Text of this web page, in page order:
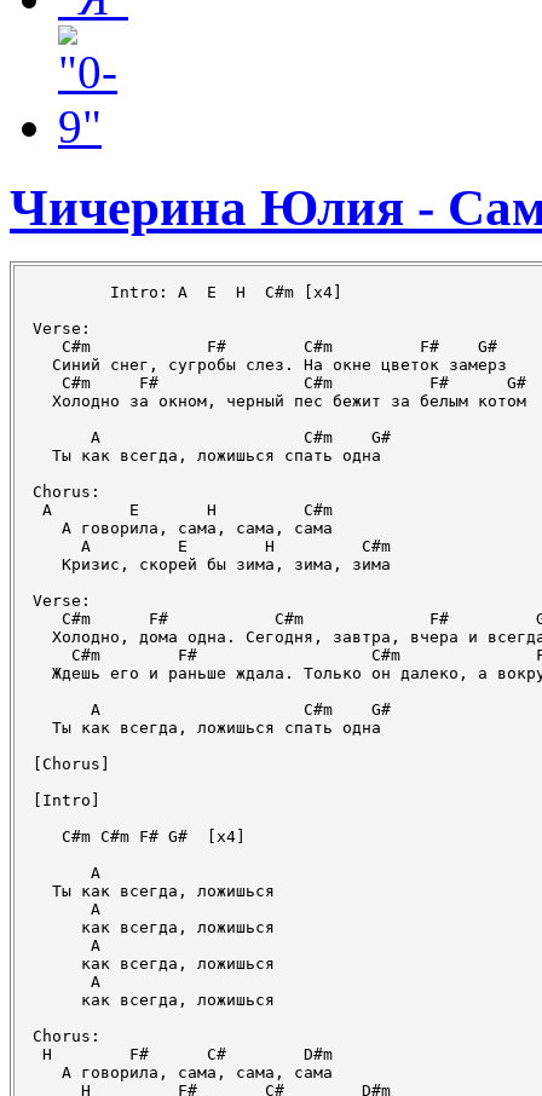
Чичерина Юлия -
Verse:
   C#m            F#        C#m         F#    G#
  Синий снег, сугробы слез. На окне цветок замерз
   C#m     F#               C#m          F#      G#
  Холодно за окном, черный пес бежит за белым котом
      A                     C#m    G#
  Ты как всегда, ложишься спать одна
Chorus:
A        E       H         C#m
   А говорила, сама, сама, сама
     A         E        H         C#m
   Кризис, скорей бы зима, зима, зима
Verse:
C#m      F#           C#m             F#
Холодно, дома одна. Сегодня, завтра, вчера и
C#m        F#                  C#m
Ждешь его и раньше ждала. Только он далеко, а
      A                     C#m    G#
  Ты как всегда, ложишься спать одна
[Chorus]
[Intro]
   C#m C#m F# G#  [x4]
      A
  Ты как всегда, ложишься
      A
     как всегда, ложишься
      A
     как всегда, ложишься
      A
     как всегда, ложишься
Chorus:
H        F#      C#        D#m
   А говорила, сама, сама, сама
     H         F#       C#        D#m